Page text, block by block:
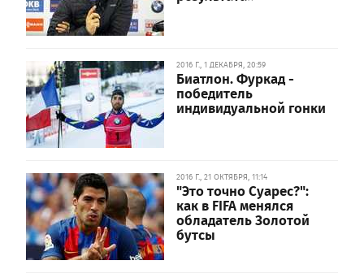
2016 Г., 1 ДЕКАБРЯ, 20:59
Биатлон. Фуркад -
победитель
индивидуальной гонки
2016 Г., 21 ОКТЯБРЯ, 11:14
"Это точно Суарес?":
как в FIFA менялся
обладатель Золотой
бутсы